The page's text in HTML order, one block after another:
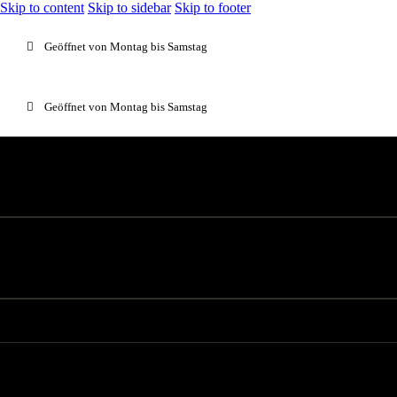
Skip to content Skip to sidebar Skip to footer
Geöffnet von Montag bis Samstag
Geöffnet von Montag bis Samstag